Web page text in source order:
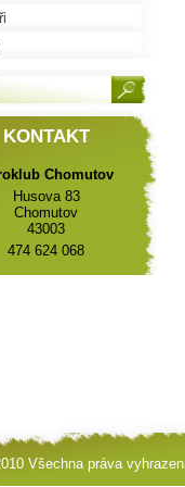
KONTAKT
Chomutov
Husova 83
Chomutov
43003
474 624 068
Všechna práva